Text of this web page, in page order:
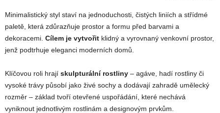
Minimalistický styl staví na jednoduchosti, čistých liniích a střídmé
paletě, která zdůrazňuje prostor a formu před barvami a
dekoracemi. Cílem je vytvořit klidný a vyrovnaný venkovní prostor,
jenž podtrhuje eleganci moderních domů.
Klíčovou roli hrají skulpturální rostliny – agáve, hadí rostliny či
vysoké trávy působí jako živé sochy a dodávají zahradě umělecký
rozměr – základ tvoří otevřené uspořádání, které nechává
vyniknout jednotlivým rostlinám a designovým prvkům.